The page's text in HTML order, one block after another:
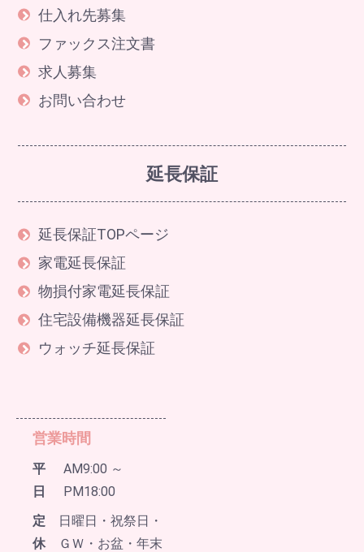
仕入れ先募集
ファックス注文書
求人募集
お問い合わせ
延長保証
延長保証TOPページ
家電延長保証
物損付家電延長保証
住宅設備機器延長保証
ウォッチ延長保証
営業時間
平
日
AM9:00 ～
PM18:00
定
休
日曜日・祝祭日・
ＧＷ・お盆・年末